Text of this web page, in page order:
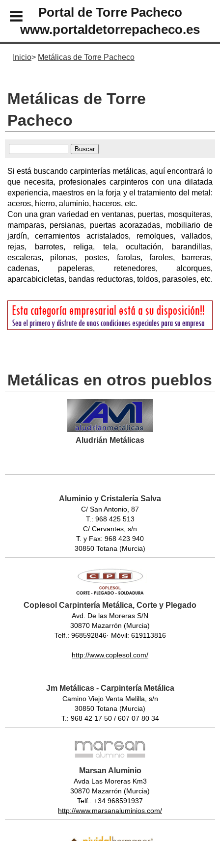
Portal de Torre Pacheco
www.portaldetorrepacheco.es
Inicio Metálicas de Torre Pacheco
Metálicas de Torre
Pacheco
Si está buscando carpinterías metálicas, aquí encontrará lo
que necesita, profesionales carpinteros con una dilatada
experiencia, maestros en la forja y el tratamiento del metal:
aceros, hierro, aluminio, haceros, etc.
Con una gran variedad en ventanas, puertas, mosquiteras,
mamparas, persianas, puertas acorazadas, mobiliario de
jardín, cerramientos acristalados, remolques, vallados,
rejas, barrotes, religa, tela, ocultación, barandillas,
escaleras, pilonas, postes, farolas, faroles, barreras,
cadenas, papeleras, retenedores, alcorques,
aparcabicicletas, bandas reductoras, toldos, parasoles, etc.
Metálicas en otros pueblos
Aludrián Metálicas
Aluminio y Cristalería Salva
C/ San Antonio, 87
T.: 968 425 513
C/ Cervantes, s/n
T. y Fax: 968 423 940
30850 Totana (Murcia)
Coplesol Carpintería Metálica, Corte y Plegado
Avd. De las Moreras S/N
30870 Mazarrón (Murcia)
Telf.: 968592846· Móvil: 619113816
http://www.coplesol.com/
Jm Metálicas - Carpintería Metálica
Camino Viejo Venta Melilla, s/n
30850 Totana (Murcia)
T.: 968 42 17 50 / 607 07 80 34
Marsan Aluminio
Avda Las Moreras Km3
30870 Mazarrón (Murcia)
Telf.: +34 968591937
http://www.marsanaluminios.com/